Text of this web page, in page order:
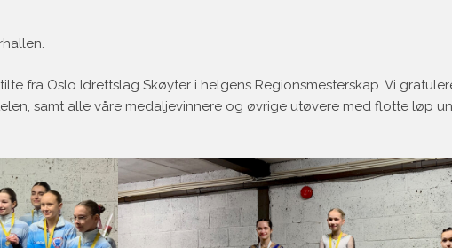
fra Oslo Idrettslag Skøyter i helgens Regionsmesterskap. Vi
samt alle våre medaljevinnere og øvrige utøvere med flotte løp